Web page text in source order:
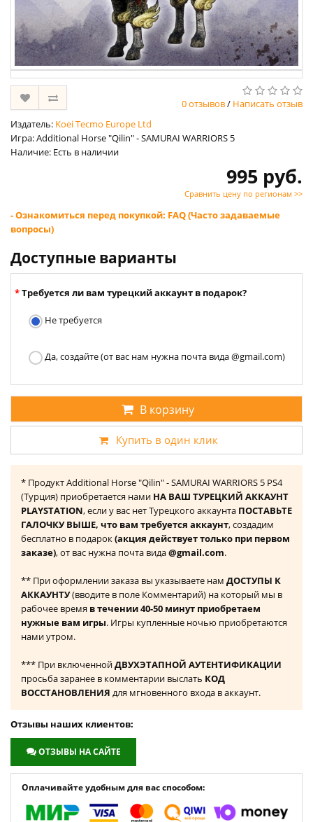
0 отзывов/ Написать отзыв
Издатель: Koei Tecmo Europe Ltd
Игра: Additional Horse "Qilin" - SAMURAI WARRIORS 5
Наличие: Есть в наличии
995 руб.
Сравнить цену по регионам >>
- Ознакомиться перед покупкой: FAQ (Часто задаваемые
вопросы)
Доступные варианты
Требуется ли вам турецкий аккаунт в подарок?
Не требуется
Да, создайте (от вас нам нужна почта вида @gmail.com)
В корзину
Купить в один клик
* Продукт Additional Horse "Qilin" - SAMURAI WARRIORS 5 PS4
(Турция) приобретается нами НА ВАШ ТУРЕЦКИЙ АККАУНТ
PLAYSTATION, если у вас нет Турецкого аккаунта ПОСТАВЬТЕ
ГАЛОЧКУ ВЫШЕ, что вам требуется аккаунт, создадим
бесплатно в подарок(акция действует только при первом
заказе), от вас нужна почта вида@gmail.com.
** При оформлении заказа вы указываете нам ДОСТУПЫ К
АККАУНТУ(вводите в поле Комментарий) на который мы в
рабочее время в течении 40-50 минут приобретаем
нужные вам игры. Игры купленные ночью приобретаются
нами утром.
*** При включеннойДВУХЭТАПНОЙ АУТЕНТИФИКАЦИИ
просьба заранее в комментарии выслать КОД
ВОССТАНОВЛЕНИЯ для мгновенного входа в аккаунт.
Отзывы наших клиентов:
ОТЗЫВЫ НА САЙТЕ
Оплачивайте удобным для вас способом: